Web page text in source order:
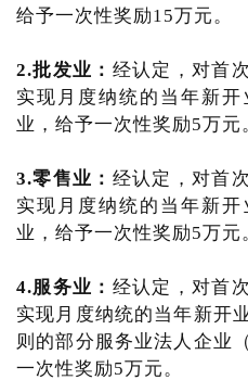
给予一次性奖励15万元。
2.批发业： 经认定，对首
实现月度纳统的当年新
业，给予一次性奖励5万元
3.零售业： 经认定，对首
实现月度纳统的当年新
业，给予一次性奖励5万元
4.服务业： 经认定，对首
实现月度纳统的当年新开
则的部分服务业法人企业
一次性奖励5万元。